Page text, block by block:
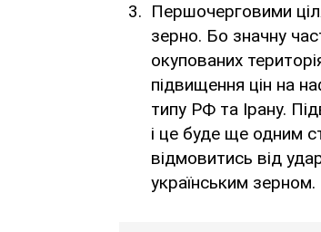
Першочерговими
зерно. Бо значну
окупованих
підвищення цін на
типу РФ та Ірану.
і це буде ще одним
відмовитись від
українським зерном.